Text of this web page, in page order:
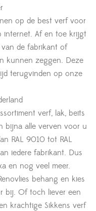
op de best verf voor
internet. Af en toe krijgt
de fabrikant of
kunnen zeggen. Deze
terugvinden op onze
verf, lak, beits
bijna alle verven voor u
RAL 9010 tot RAL
iedere fabrikant. Dus
en nog veel meer.
behang en kies
bij. Of toch liever een
krachtige Sikkens verf